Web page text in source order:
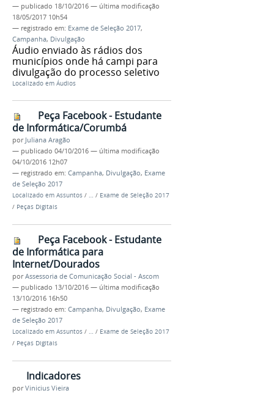
— publicado 18/10/2016 — última modificação
18/05/2017 10h54
— registrado em: Exame de Seleção 2017,
Campanha, Divulgação
Áudio enviado às rádios dos
municípios onde há campi para
divulgação do processo seletivo
Localizado em Áudios
Peça Facebook - Estudante
de Informática/Corumbá
por Juliana Aragão
— publicado 04/10/2016 — última modificação
04/10/2016 12h07
— registrado em: Campanha, Divulgação, Exame
de Seleção 2017
Localizado em Assuntos / … / Exame de Seleção 2017
/ Peças Digitais
Peça Facebook - Estudante
de Informática para
Internet/Dourados
porAssessoria de Comunicação Social - Ascom
— publicado 13/10/2016 — última modificação
13/10/2016 16h50
— registrado em: Campanha, Divulgação, Exame
de Seleção 2017
Localizado em Assuntos / … / Exame de Seleção 2017
/ Peças Digitais
Indicadores
porVinicius Vieira